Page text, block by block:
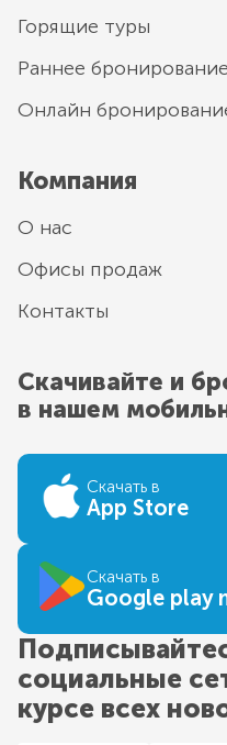
Горящие туры
Раннее бронирование
Онлайн
Компания
О нас
Офисы продаж
Контакты
Скачивайте и
в нашем
Скачать в
App Store
Скачать в
Google play
социальные
курсе всех